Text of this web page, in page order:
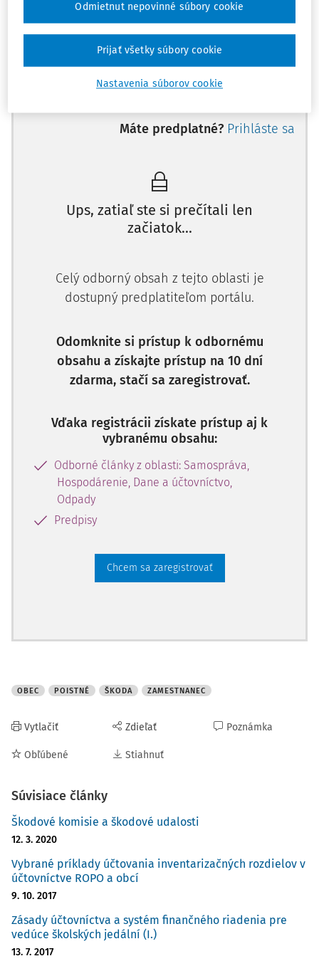
V zmysle § 186 Zákonníka práce zamestnanec, ktorý
zodpovedá za škodu, je povinný nahradiť zamestná­
vateľovi skut
Máte predplatné? Prihláste sa
Ups, zatiaľ ste si prečítali len
začiatok...
Celý odborný obsah z tejto oblasti je
dostupný predplatiteľom portálu.
Odomknite si prístup k odbornému
obsahu a získajte prístup na 10 dní
zdarma, stačí sa zaregistrovať.
Vďaka registrácii získate prístup aj k
vybranému obsahu:
Odborné články z oblasti: Samospráva,
Hospodárenie, Dane a účtovníctvo,
Odpady
Predpisy
Chcem sa zaregistrovať
OBEC POISTNÉ ŠKODA ZAMESTNANEC
Vytlačiť
Obľúbené
Zdieľať
Stiahnuť
Poznámka
Súvisiace články
Škodové komisie a škodové udalosti
12. 3. 2020
Vybrané príklady účtovania inventarizačných rozdielov v
účtovníctve ROPO a obcí
9. 10. 2017
Zásady účtovníctva a systém finančného riadenia pre
vedúce školských jedální (I.)
13. 7. 2017
Nastavenia súborov cookie
Odmietnut nepovinné súbory cookie
Prijať všetky súbory cookie